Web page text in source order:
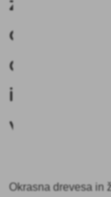
okrasnimi
drevesi
in
vrtnicami?
Okrasna drevesa in